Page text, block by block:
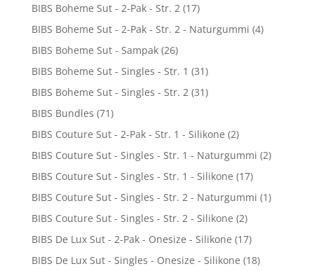
BIBS Boheme Sut - 2-Pak - Str. 2 (17)
BIBS Boheme Sut - 2-Pak - Str. 2 - Naturgummi (4)
BIBS Boheme Sut - Sampak (26)
BIBS Boheme Sut - Singles - Str. 1 (31)
BIBS Boheme Sut - Singles - Str. 2 (31)
BIBS Bundles (71)
BIBS Couture Sut - 2-Pak - Str. 1 - Silikone (2)
BIBS Couture Sut - Singles - Str. 1 - Naturgummi (2)
BIBS Couture Sut - Singles - Str. 1 - Silikone (17)
BIBS Couture Sut - Singles - Str. 2 - Naturgummi (1)
BIBS Couture Sut - Singles - Str. 2 - Silikone (2)
BIBS De Lux Sut - 2-Pak - Onesize - Silikone (17)
BIBS De Lux Sut - Singles - Onesize - Silikone (18)